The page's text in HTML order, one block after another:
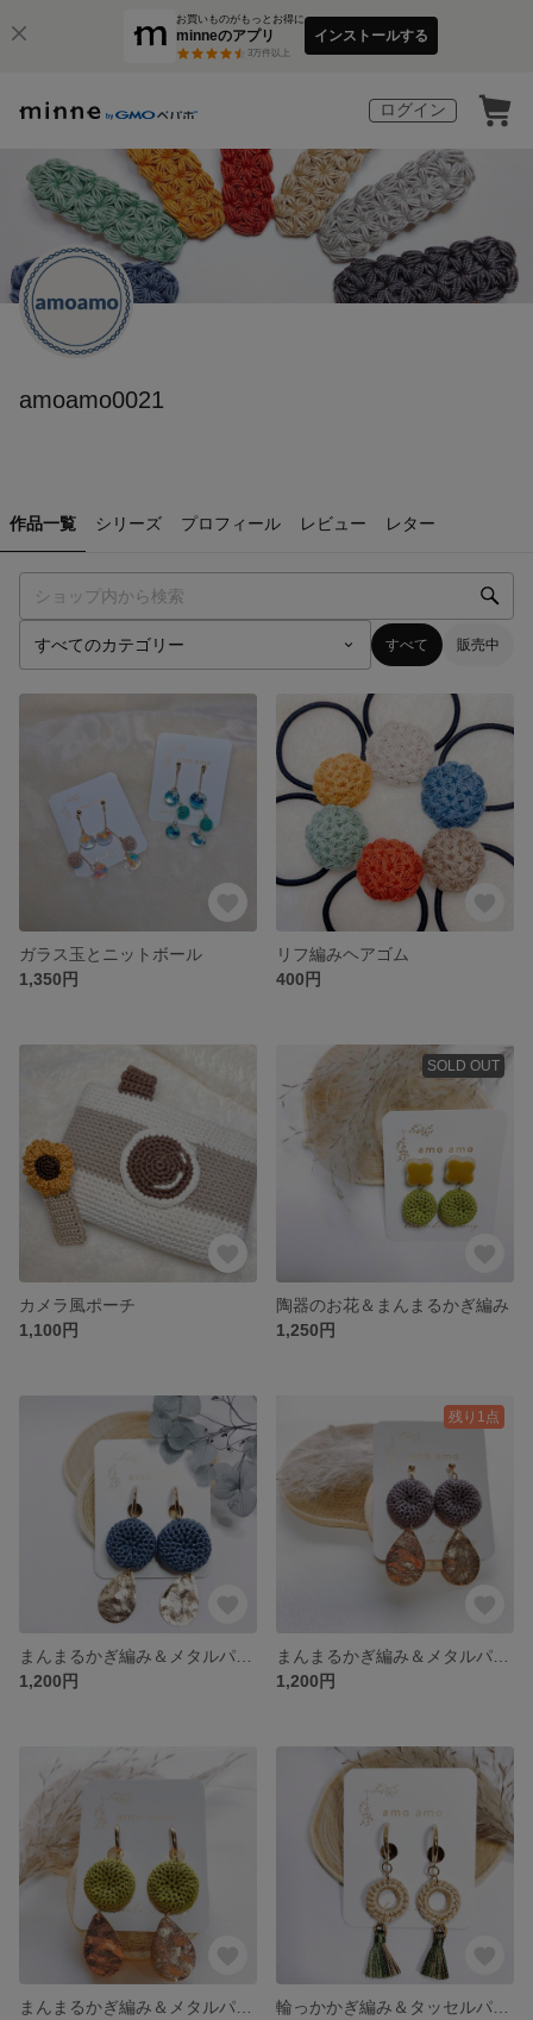
お買いものがもっとお得に
minneのアプリ
3万件以上
インストールする
ログイン
amoamo0021
作品一覧 シリーズ プロフィール レビュー レター
すべて 販売中
ガラス玉とニットボール
1,350円
リフ編みヘアゴム
400円
カメラ風ポーチ
1,100円
SOLD OUT
陶器のお花＆まんまるかぎ編み
1,250円
1,200円
残り1点
1,200円